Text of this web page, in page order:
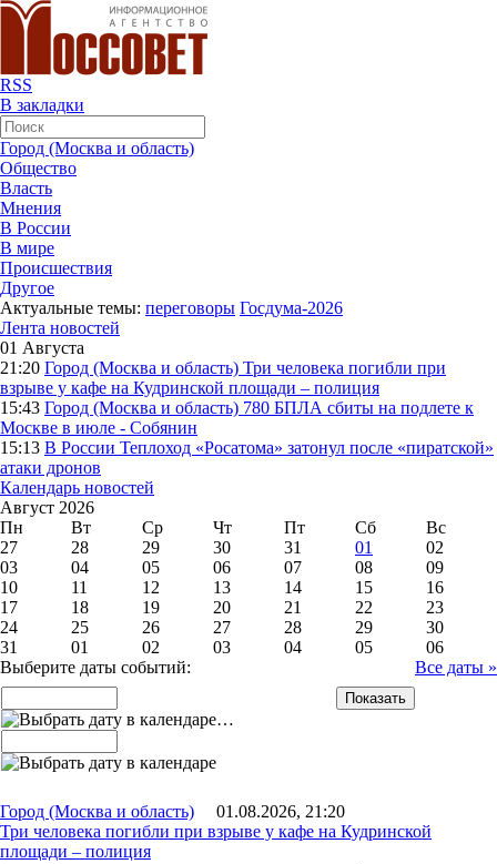
RSS
В закладки
Город (Москва и область)
Общество
Власть
Мнения
В России
В мире
Происшествия
Другое
Актуальные темы: переговоры Госдума-2026
Лента новостей
01 Августа
21:20 Город (Москва и область) Три человека погибли при
взрыве у кафе на Кудринской площади – полиция
15:43 Город (Москва и область) 780 БПЛА сбиты на подлете к
Москве в июле - Собянин
15:13 В России Теплоход «Росатома» затонул после «пиратской»
атаки дронов
Календарь новостей
Август 2026
Пн
Вт Ср Чт Пт Сб
Вс
27
28 29 30 31 01
02
03
04 05 06 07 08
09
10
11 12 13 14 15
16
17
18 19 20 21 22
23
24
25 26 27 28 29
30
31
01 02 03 04 05
06
Все даты »
Выберите даты событий:
…
Город (Москва и область) 01.08.2026, 21:20
Три человека погибли при взрыве у кафе на Кудринской
площади – полиция